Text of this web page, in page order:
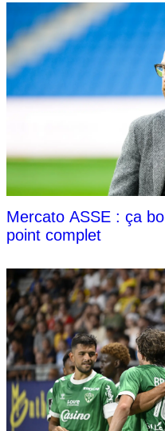
Mercato ASSE : ça
point complet